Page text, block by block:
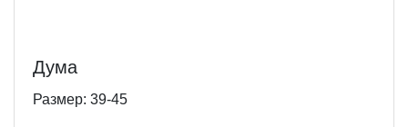
Дума
Размер: 39-45